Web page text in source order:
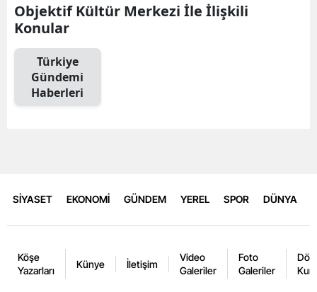
Objektif Kültür Merkezi İle İlişkili
Konular
Türkiye
Gündemi
Haberleri
SİYASET EKONOMİ GÜNDEM YEREL SPOR DÜNYA
Köşe
Yazarları
Künye İletişim
Video
Galeriler
Foto
Galeriler